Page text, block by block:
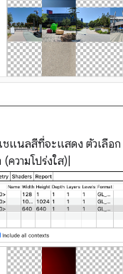
ชแนลสีที่จะแสดง ตัวเลือ
วามโปร่งใส)|